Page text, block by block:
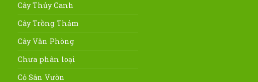
Cây Thủy Canh
Cây Trồng Thảm
Cây Văn Phòng
Chưa phân loại
Cỏ Sân Vườn